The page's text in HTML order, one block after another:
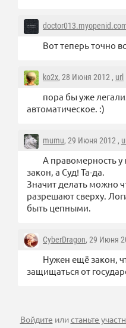
Вот теперь точно
ko2x, 28 Июня 2012 , url
пора бы уже
автоматическое. :)
mumu, 29 Июня 2012 ,
А правомерность у
закон, а Суд! Та-да.
Значит делать можно
разрешают сверху.
быть цепными.
CyberDragon, 29 Июня
Нужен ещё закон,
защищаться от
Войдите илистаньте